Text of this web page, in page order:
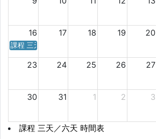
16 17 18 19 20
課程 三天／六天 時間表
23 24 25 26 27
30 31 1 2 3
課程 三天／六天 時間表